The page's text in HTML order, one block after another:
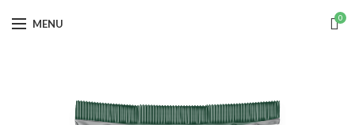
MENU 0